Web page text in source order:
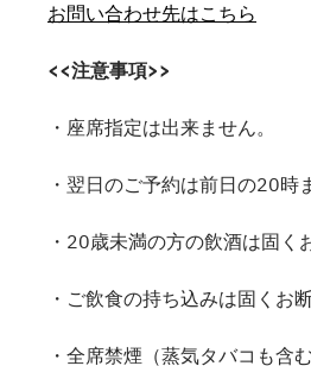
お問い合わせ先はこちら
<<注意事項>>
・座席指定は出来ません。
・翌日のご予約は前日の20時
・20歳未満の方の飲酒は固く
・ご飲食の持ち込みは固くお
・全席禁煙（蒸気タバコも含